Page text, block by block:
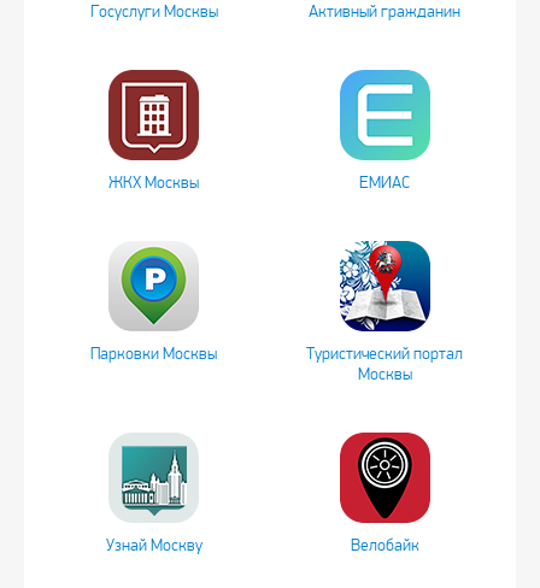
Госуслуги Москвы Активный гражданин
ЖКХ Москвы ЕМИАС
Парковки Москвы
Туристический портал
Москвы
Узнай Москву Велобайк